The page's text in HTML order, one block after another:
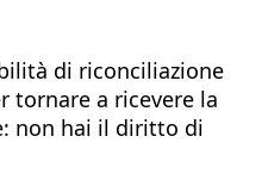
di riconciliazione
tornare a ricevere la
non hai il diritto di